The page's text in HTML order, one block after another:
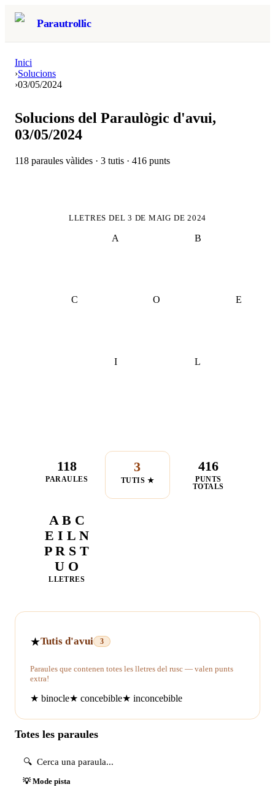
Parautrollic
Inici
›Solucions
›03/05/2024
Solucions del Paraulògic d'avui,
03/05/2024
118 paraules vàlides · 3 tutis · 416 punts
LLETRES DEL3 DE MAIG DE 2024
O
A B
C E
I L
118
PARAULES
3
TUTIS ★
416
PUNTS
TOTALS
A B C
E I L N
P R S T
U O
LLETRES
★Tutis d'avui 3
Paraules que contenen totes les lletres del rusc — valen punts
extra!
★ binocle★ concebible★ inconcebible
Totes les paraules
💡 Mode pista